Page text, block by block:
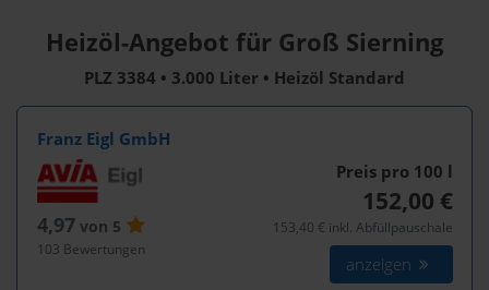
Heizöl-Angebot für Groß Sierning
PLZ 3384 • 3.000 Liter • Heizöl Standard
Franz Eigl GmbH
4,97von 5
103 Bewertungen
Preis pro 100 l
152,00 €
153,40 € inkl. Abfüllpauschale
anzeigen